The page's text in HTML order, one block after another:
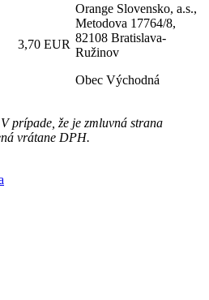
3,70 EUR
Orange Slovensko, a.s.,
Metodova 17764/8,
82108 Bratislava-
Ružinov
Obec Východná
prípade, že je zmluvná strana
vrátane DPH.